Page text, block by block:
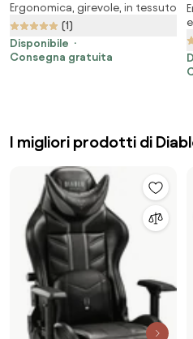
Gamer 2.0 Normal Size: Deep
red
Ergonomica, girevole, in tessuto
(1)
Disponibile
Consegna gratuita
I migliori prodotti di